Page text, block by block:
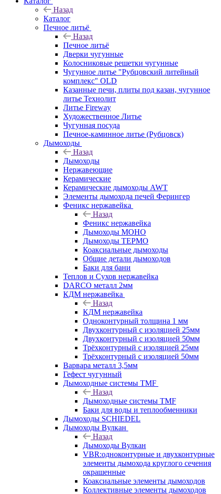
Назад
Каталог
Печное литьё
Назад
Печное литьё
Дверки чугунные
Колосниковые решетки чугунные
Чугунное литье "Рубцовский литейный
комплекс" OLD
Казанные печи, плиты под казан, чугунное
литье Технолит
Литье Fireway
Художественное Литье
Чугунная посуда
Печное-каминное литье (Рубцовск)
Дымоходы
Назад
Дымоходы
Нержавеющие
Керамические
Керамические дымоходы AWT
Элементы дымохода печей Ферингер
Феникс нержавейка
Назад
Феникс нержавейка
Дымоходы МОНО
Дымоходы ТЕРМО
Коаксиальные дымоходы
Общие детали дымоходов
Баки для бани
Теплов и Сухов нержавейка
DARCO металл 2мм
КДМ нержавейка
Назад
КДМ нержавейка
Одноконтурный толщина 1 мм
Двухконтурный с изоляцией 25мм
Двухконтурный с изоляцией 50мм
Трёхконтурный с изоляцией 25мм
Трёхконтурный с изоляцией 50мм
Варвара металл 3,5мм
Гефест чугунный
Дымоходные системы TMF
Назад
Дымоходные системы TMF
Баки для воды и теплообменники
Дымоходы SCHIEDEL
Дымоходы Вулкан
Назад
Дымоходы Вулкан
VBR:одноконтурные и двухконтурные
элементы дымохода круглого сечения
окрашенные
Коаксиальные элементы дымоходов
Коллективные элементы дымоходов